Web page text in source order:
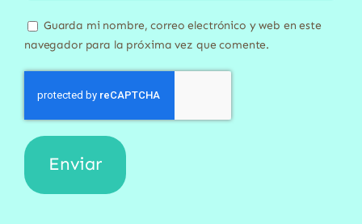
Guarda mi nombre, correo electrónico y web en este
navegador para la próxima vez que comente.